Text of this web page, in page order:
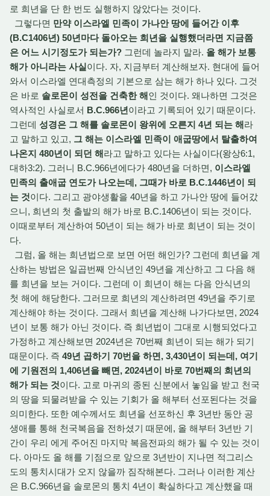
로 희년을 단 한 번도 실행하지 않았다는 것이다.
그렇다면 만약 이스라엘 민족이 가나안 땅에 들어간 이후
(B.C1406년) 50년마다 돌아오는 희년을 실행했더라면 지금쯤
은 어느 시기정도가 되는가? 그런데 놀라지 말라. 올 해가 보통
해가 아니라는 사실이다. 자, 지금부터 계산해보자. 현대에 들어
와서 이스라엘 연대측정의 기본으로 삼는 해가 하나 있다. 그것
은 바로 솔로몬이 성전을 건축한 해인 것이다. 왜나하면 그것은
역사적인 사실로서 B.C.966년이라고 기록되어 있기 때문이다.
그런데 성경은 그 해를 솔로몬이 왕위에 오른지 4년 되는 해라
고 말하고 있고, 그 해는 이스라엘 민족이 애굽땅에서 탈출하여
나온지 480년이 되던 해라고 말하고 있다는 사실이다(왕상6:1,
대하3:2). 그러니 B.C.966년에다가 480년을 더하면, 이스라엘
민족의 출애굽 연도가 나오는데, 그때가 바로 B.C.1446년이 되
는 것이다. 그리고 광야생활을 40년을 하고 가나안 땅에 들어갔
으니, 희년의 첫 출발의 해가 바로 B.C.1406년이 되는 것이다.
이때로부터 계산하여 50년이 되는 해가 바로 희년이 되는 것이
다.
그럼, 올 해는 희년법으로 보면 어떤 해인가? 그런데 희년을 계
산하는 방법은 일곱번째 안식년인 49년을 계산하고 그 다음 해
를 희년을 보는 거이다. 그런데 이 희년이 해는 다음 안식년의
첫 해에 해당한다. 그러므로 희년의 계산하려면 49년을 주기로
계산해야 하는 것이다. 그래서 희년을 계산해 나가다보면, 2024
년이 보통 해가 아닌 것이다. 즉 희년법이 그대로 시행되었다고
가정하고 계산해보면 2024년은 70번째 희년이 되는 해가 되기
때문이다. 즉 49년 곱하기 70번을 하면, 3,430년이 되는데, 여기
에 기원전의 1,406년을 빼면, 2024년이 바로 70번째의 희년의
해가 되는 것이다. 고로 마귀의 종된 신분에서 놓임을 받고 천국
의 땅을 되물려받을 수 있는 기회가 올 해부터 선포된다는 것을
의미한다. 또한 예수께서도 희년을 선포하신 후 3년반 동안 공
생애를 통해 천국복음을 전하셨기 때문에, 올 해부터 3년반 기
간이 우리 에게 주어진 마지막 복음전파의 해가 될 수 있는 것이
다. 아마도 올 해를 기점으로 앞으로 3년반이 지나면 적그리스
도의 통치시대가 오지 않을까 짐작해본다. 그러나 이러한 계산
은 B.C.966년을 솔로몬의 통치 4년이 확실하다고 계산했을 때